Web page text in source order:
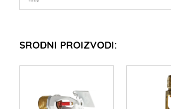
SRODNI PROIZVODI: